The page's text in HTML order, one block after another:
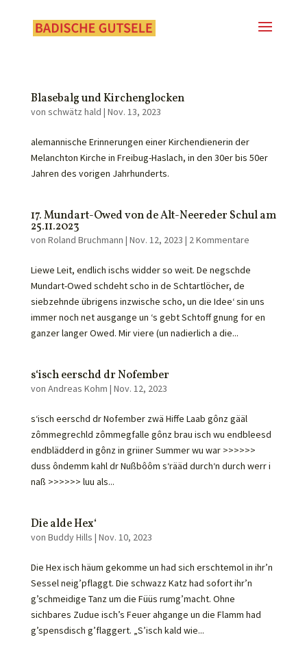
Blasebalg und Kirchenglocken
von schwätz hald | Nov. 13, 2023
alemannische Erinnerungen einer Kirchendienerin der
Melanchton Kirche in Freibug-Haslach, in den 30er bis 50er
Jahren des vorigen Jahrhunderts.
17. Mundart-Owed von de Alt-Neereder Schul am
25.11.2023
von Roland Bruchmann | Nov. 12, 2023 | 2 Kommentare
Liewe Leit, endlich ischs widder so weit. De negschde
Mundart-Owed schdeht scho in de Schtartlöcher, de
siebzehnde übrigens inzwische scho, un die Idee‘ sin uns
immer noch net ausgange un ‘s gebt Schtoff gnung for en
ganzer langer Owed. Mir viere (un nadierlich a die...
s‘isch eerschd dr Nofember
von Andreas Kohm | Nov. 12, 2023
s‘isch eerschd dr Nofember zwä Hiffe Laab gônz gääl
zômmegrechld zômmegfalle gônz brau isch wu endbleesd
endblädderd in gônz in griiner Summer wu war >>>>>>
duss ôndemm kahl dr Nußbôôm s‘rääd durch‘n durch werr i
naß >>>>>> luu als...
Die alde Hex‘
von Buddy Hills | Nov. 10, 2023
Die Hex isch häum gekomme un had sich erschtemol in ihr’n
Sessel neig’pflaggt. Die schwazz Katz had sofort ihr’n
g’schmeidige Tanz um die Füüs rumg’macht. Ohne
sichbares Zudue isch’s Feuer ahgange un die Flamm had
g’spensdisch g’flaggert. „S’isch kald wie...